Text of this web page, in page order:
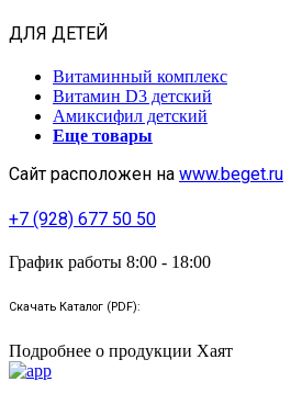
ДЛЯ ДЕТЕЙ
Витаминный комплекс
Витамин D3 детский
Амиксифил детский
Еще товары
Сайт расположен на www.beget.ru
+7 (928) 677 50 50
График работы 8:00 - 18:00
Скачать Каталог (PDF):
Подробнее о продукции Хаят